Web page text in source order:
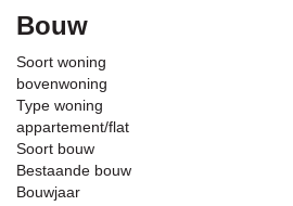
Bouw
Soort woning
bovenwoning
Type woning
appartement/flat
Soort bouw
Bestaande bouw
Bouwjaar